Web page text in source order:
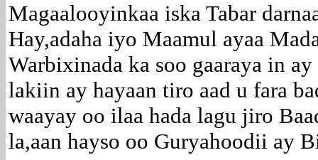
Magaalooyinkaa iska Tabar
Hay,adaha iyo Maamul ayaa
Warbixinada ka soo gaaraya in
lakiin ay hayaan tiro aad u fara
waayay oo ilaa hada lagu jiro
la,aan hayso oo Guryahoodii ay